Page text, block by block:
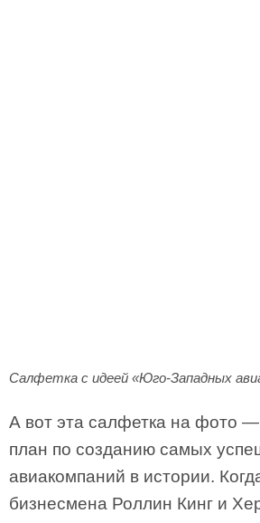
Салфетка с идеей «Юго-Западных
А вот эта салфетка на фото —
план по созданию самых
авиакомпаний в истории.
бизнесмена Роллин Кинг и